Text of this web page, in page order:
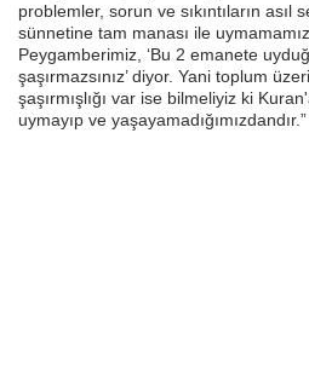
problemler, sorun ve sıkıntıların asıl
sünnetine tam manası ile
Peygamberimiz, ‘Bu 2 emanete
şaşırmazsınız’ diyor. Yani toplum
şaşırmışlığı var ise bilmeliyiz ki
uymayıp ve